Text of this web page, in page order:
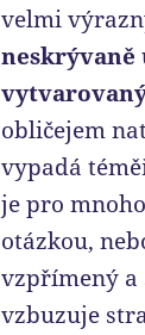
velmi
neskrývaně
obličejem
vypadá
je pro
otázkou,
vzpřímený
vzbuzuje